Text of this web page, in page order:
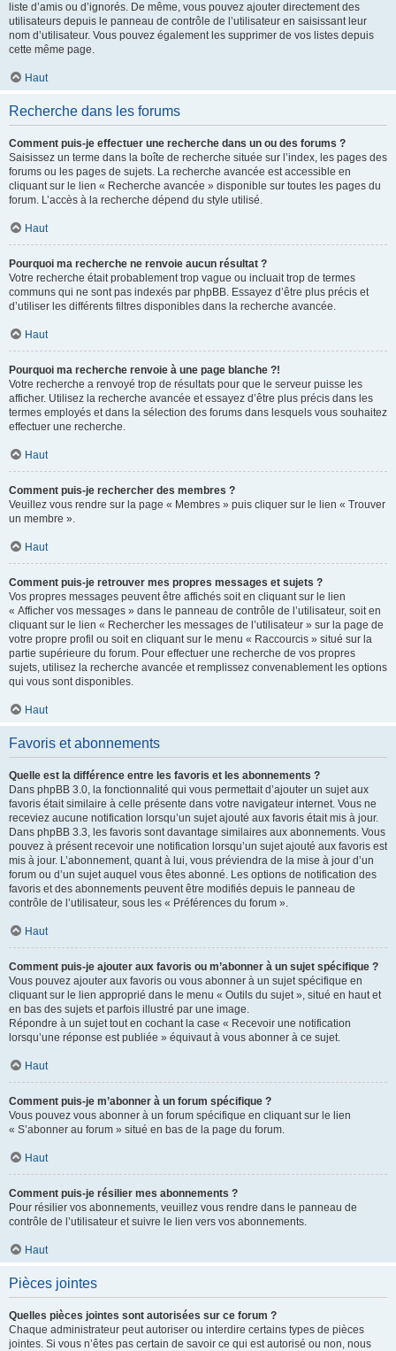
liste d’amis ou d’ignorés. De même, vous pouvez ajouter directement des
utilisateurs depuis le panneau de contrôle de l’utilisateur en saisissant leur
nom d’utilisateur. Vous pouvez également les supprimer de vos listes depuis
cette même page.
Haut
Recherche dans les forums
Comment puis-je effectuer une recherche dans un ou des forums ?
Saisissez un terme dans la boîte de recherche située sur l’index, les pages des
forums ou les pages de sujets. La recherche avancée est accessible en
cliquant sur le lien « Recherche avancée » disponible sur toutes les pages du
forum. L’accès à la recherche dépend du style utilisé.
Haut
Pourquoi ma recherche ne renvoie aucun résultat ?
Votre recherche était probablement trop vague ou incluait trop de termes
communs qui ne sont pas indexés par phpBB. Essayez d’être plus précis et
d’utiliser les différents filtres disponibles dans la recherche avancée.
Haut
Pourquoi ma recherche renvoie à une page blanche ?!
Votre recherche a renvoyé trop de résultats pour que le serveur puisse les
afficher. Utilisez la recherche avancée et essayez d’être plus précis dans les
termes employés et dans la sélection des forums dans lesquels vous souhaitez
effectuer une recherche.
Haut
Comment puis-je rechercher des membres ?
Veuillez vous rendre sur la page « Membres » puis cliquer sur le lien « Trouver
un membre ».
Haut
Comment puis-je retrouver mes propres messages et sujets ?
Vos propres messages peuvent être affichés soit en cliquant sur le lien
« Afficher vos messages » dans le panneau de contrôle de l’utilisateur, soit en
cliquant sur le lien « Rechercher les messages de l’utilisateur » sur la page de
votre propre profil ou soit en cliquant sur le menu « Raccourcis » situé sur la
partie supérieure du forum. Pour effectuer une recherche de vos propres
sujets, utilisez la recherche avancée et remplissez convenablement les options
qui vous sont disponibles.
Haut
Favoris et abonnements
Quelle est la différence entre les favoris et les abonnements ?
Dans phpBB 3.0, la fonctionnalité qui vous permettait d’ajouter un sujet aux
favoris était similaire à celle présente dans votre navigateur internet. Vous ne
receviez aucune notification lorsqu’un sujet ajouté aux favoris était mis à jour.
Dans phpBB 3.3, les favoris sont davantage similaires aux abonnements. Vous
pouvez à présent recevoir une notification lorsqu’un sujet ajouté aux favoris est
mis à jour. L’abonnement, quant à lui, vous préviendra de la mise à jour d’un
forum ou d’un sujet auquel vous êtes abonné. Les options de notification des
favoris et des abonnements peuvent être modifiés depuis le panneau de
contrôle de l’utilisateur, sous les « Préférences du forum ».
Haut
Comment puis-je ajouter aux favoris ou m’abonner à un sujet spécifique ?
Vous pouvez ajouter aux favoris ou vous abonner à un sujet spécifique en
cliquant sur le lien approprié dans le menu « Outils du sujet », situé en haut et
en bas des sujets et parfois illustré par une image.
Répondre à un sujet tout en cochant la case « Recevoir une notification
lorsqu’une réponse est publiée » équivaut à vous abonner à ce sujet.
Haut
Comment puis-je m’abonner à un forum spécifique ?
Vous pouvez vous abonner à un forum spécifique en cliquant sur le lien
« S’abonner au forum » situé en bas de la page du forum.
Haut
Comment puis-je résilier mes abonnements ?
Pour résilier vos abonnements, veuillez vous rendre dans le panneau de
contrôle de l’utilisateur et suivre le lien vers vos abonnements.
Haut
Pièces jointes
Quelles pièces jointes sont autorisées sur ce forum ?
Chaque administrateur peut autoriser ou interdire certains types de pièces
jointes. Si vous n’êtes pas certain de savoir ce qui est autorisé ou non, nous